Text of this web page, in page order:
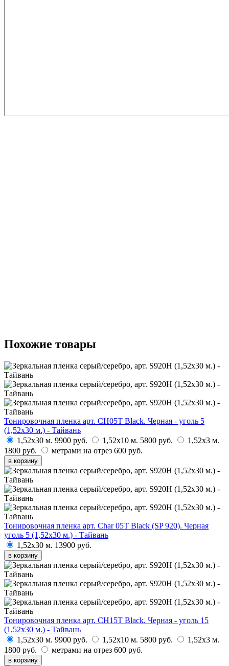
Похожие товары
Тонировочная пленка арт. CH05T Black. Черная - уголь 5
(1,52х30 м.) - Тайвань
1,52х30 м. 9900 руб. 1,52х10 м. 5800 руб.
1,52х3 м.
1800 руб.
метрами на отрез 600 руб.
в корзину
Тонировочная пленка арт. Char 05T Black (SP 920). Черная
уголь 5 (1,52х30 м.) - Тайвань
1,52х30 м. 13900 руб.
в корзину
Тонировочная пленка арт. CH15T Black. Черная - уголь 15
(1,52х30 м.) - Тайвань
1,52х30 м. 9900 руб. 1,52х10 м. 5800 руб.
1,52х3 м.
1800 руб.
метрами на отрез 600 руб.
в корзину